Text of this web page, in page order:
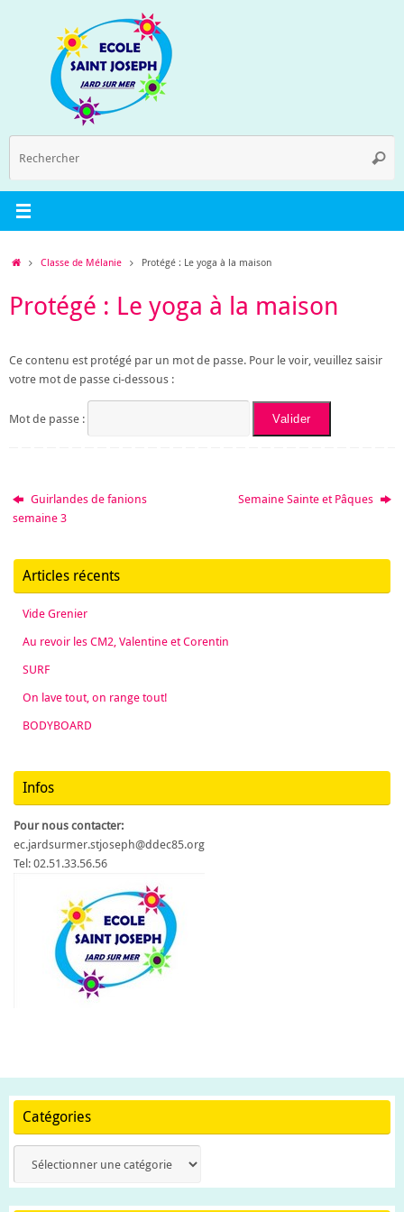
AccueilClasse de Mélanie Protégé : Le yoga à la maison
Protégé : Le yoga à la maison
Ce contenu est protégé par un mot de passe. Pour le voir, veuillez saisir
votre mot de passe ci-dessous :
Mot de passe :
Guirlandes de fanions
semaine 3
Semaine Sainte et Pâques
Articles récents
Vide Grenier
Au revoir les CM2, Valentine et Corentin
SURF
On lave tout, on range tout!
BODYBOARD
Infos
Pour nous contacter:
ec.jardsurmer.stjoseph@ddec85.org
Tel: 02.51.33.56.56
Catégories